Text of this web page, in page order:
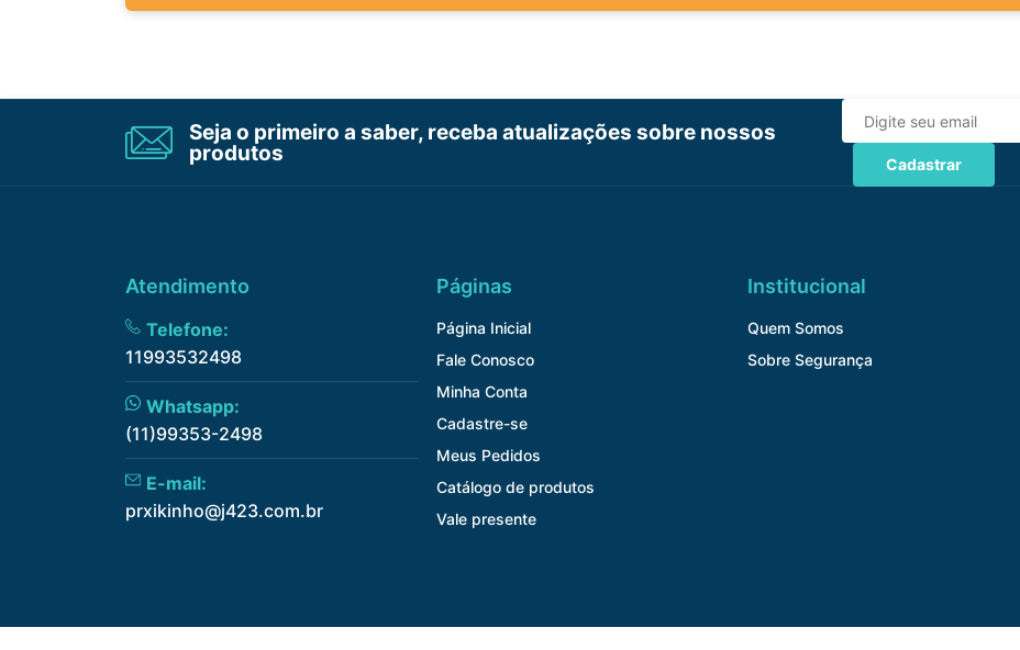
Seja o primeiro a saber, receba atualizações sobre nossos
produtos
Cadastrar
Atendimento
Telefone:
11993532498
Whatsapp:
(11)99353-2498
E-mail:
prxikinho@j423.com.br
Páginas
Página Inicial
Fale Conosco
Minha Conta
Cadastre-se
Meus Pedidos
Catálogo de produtos
Vale presente
Institucional
Quem Somos
Sobre Segurança